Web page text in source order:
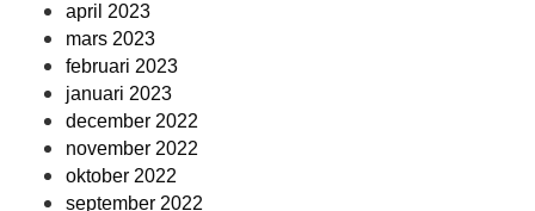
april 2023
mars 2023
februari 2023
januari 2023
december 2022
november 2022
oktober 2022
september 2022